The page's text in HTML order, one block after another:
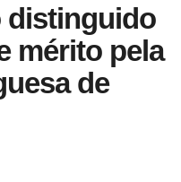
distinguido
mérito pela
de